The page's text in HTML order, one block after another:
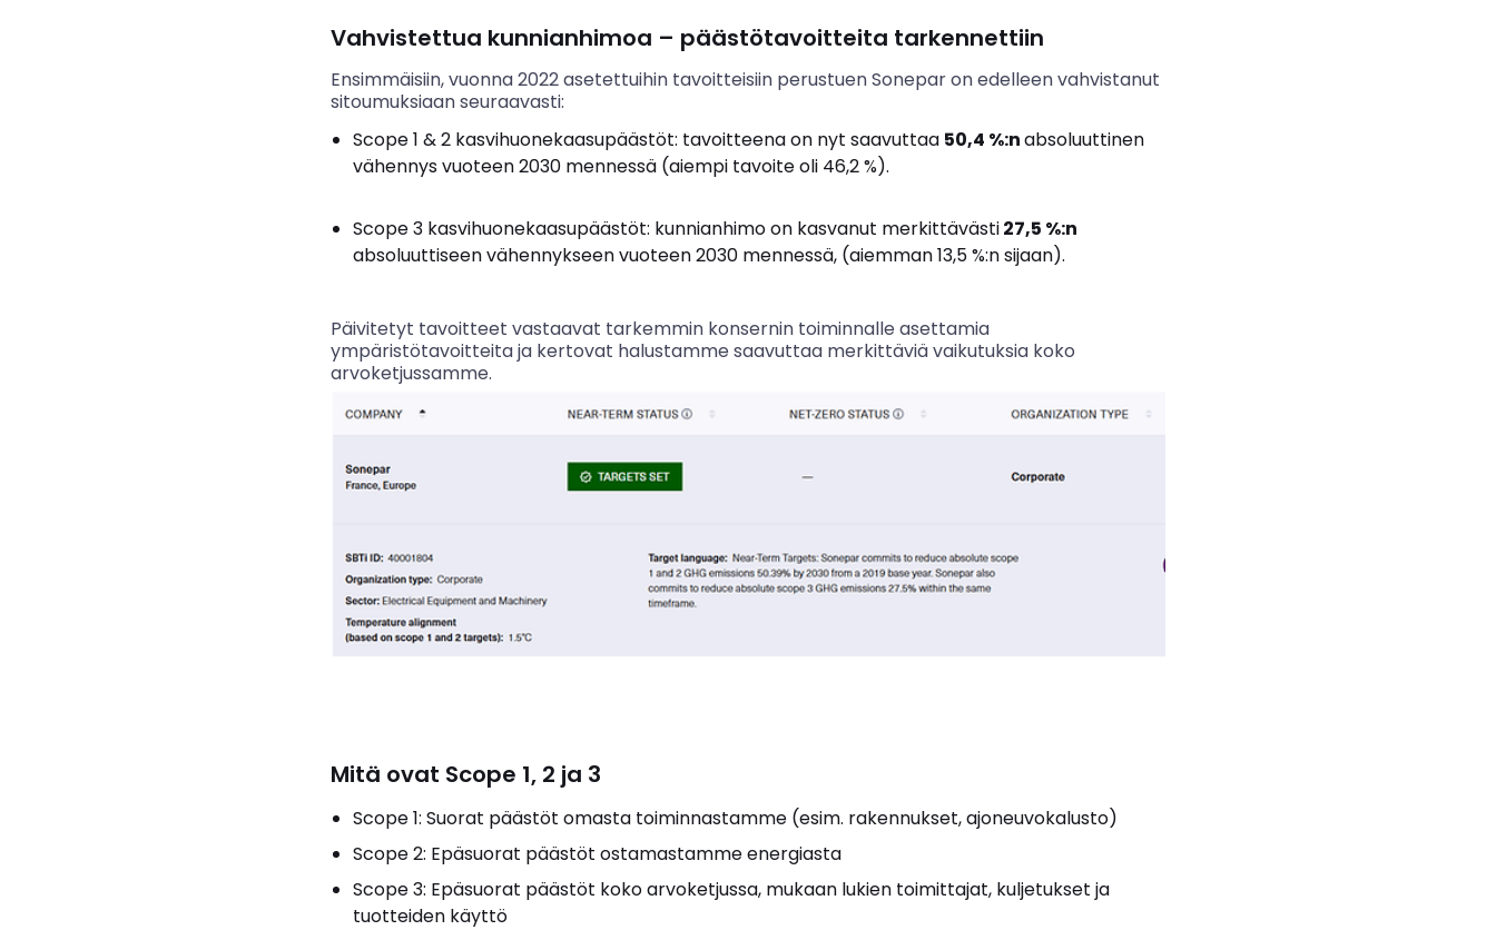
Vahvistettua kunnianhimoa – päästötavoitteita tarkennettiin
Ensimmäisiin, vuonna 2022 asetettuihin tavoitteisiin perustuen Sonepar on edelleen vahvistanut
sitoumuksiaan seuraavasti:
Scope 1 &2 kasvihuonekaasupäästöt: tavoitteena on nyt saavuttaa 50,4 %:nabsoluuttinen
vähennys vuoteen 2030 mennessä (aiempi tavoite oli 46,2 %).
Scope 3 kasvihuonekaasupäästöt: kunnianhimo on kasvanut merkittävästi27,5 %:n
absoluuttiseen vähennykseen vuoteen 2030 mennessä, (aiemman 13,5 %:n sijaan).
Päivitetyt tavoitteet vastaavat tarkemmin konsernin toiminnalle asettamia
ympäristötavoitteita ja kertovat halustamme saavuttaa merkittäviä vaikutuksia koko
arvoketjussamme.
Mitä ovat Scope 1, 2 ja 3
Scope 1: Suorat päästöt omasta toiminnastamme (esim. rakennukset, ajoneuvokalusto)
Scope 2: Epäsuorat päästöt ostamastamme energiasta
Scope 3: Epäsuorat päästöt koko arvoketjussa, mukaan lukien toimittajat, kuljetukset ja
tuotteiden käyttö